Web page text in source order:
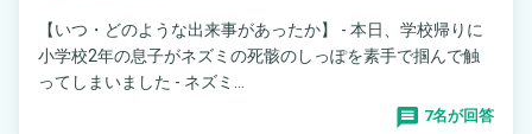
【いつ・どのような出来事があったか】 - 本日、学校帰りに
小学校2年の息子がネズミの死骸のしっぽを素手で掴んで触
ってしまいました - ネズミ...
7名が回答